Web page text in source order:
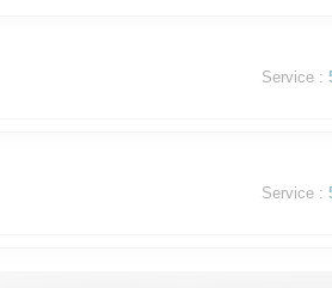
Service :
Service :